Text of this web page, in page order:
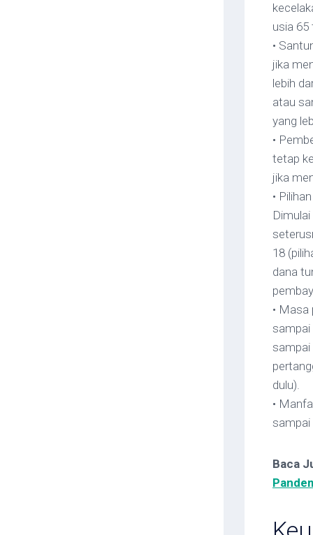
usia 65
•
jika
lebih
atau
yang
•
tetap
jika
•
18
dana
•
sampai
sampai
dulu).
•
sampai
Baca